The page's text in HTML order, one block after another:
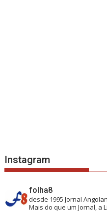
Instagram
folha8
desde 1995 Jornal
Mais do que um Jornal, a